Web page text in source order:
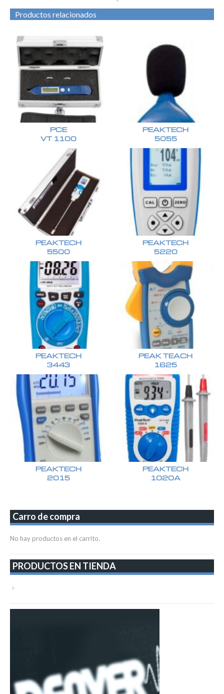
Productos relacionados
PCE
VT 1100
PEAKTECH
5055
PEAKTECH
5500
PEAKTECH
5220
PEAKTECH
3443
PEAK TEACH
1625
PEAKTECH
2015
PEAKTECH
1020A
Carro de compra
No hay productos en el carrito.
PRODUCTOS EN TIENDA